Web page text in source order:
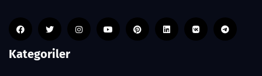
Kategoriler